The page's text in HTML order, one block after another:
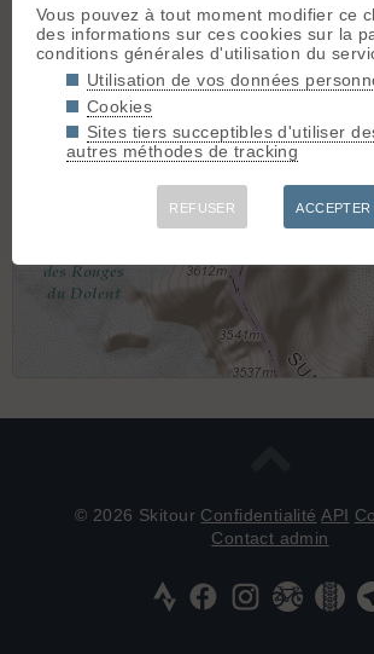
© 2026 Skitour Confidentialité API
Contact admin
Vous pouvez à tout moment modifier ce
des informations sur ces cookies sur la
conditions générales d'utilisation du
Utilisation de vos données
Cookies
Sites tiers succeptibles d'utiliser
autres méthodes de tracking
REFUSER ACCEPTER